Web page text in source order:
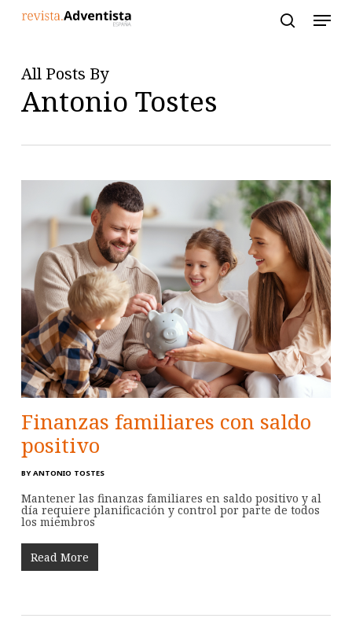
contentAll Posts By
Antonio Tostes
Finanzas familiares con saldo
positivo
BY ANTONIO TOSTES
Mantener las finanzas familiares en saldo positivo y al
día requiere planificación y control por parte de todos
los miembros
Read More